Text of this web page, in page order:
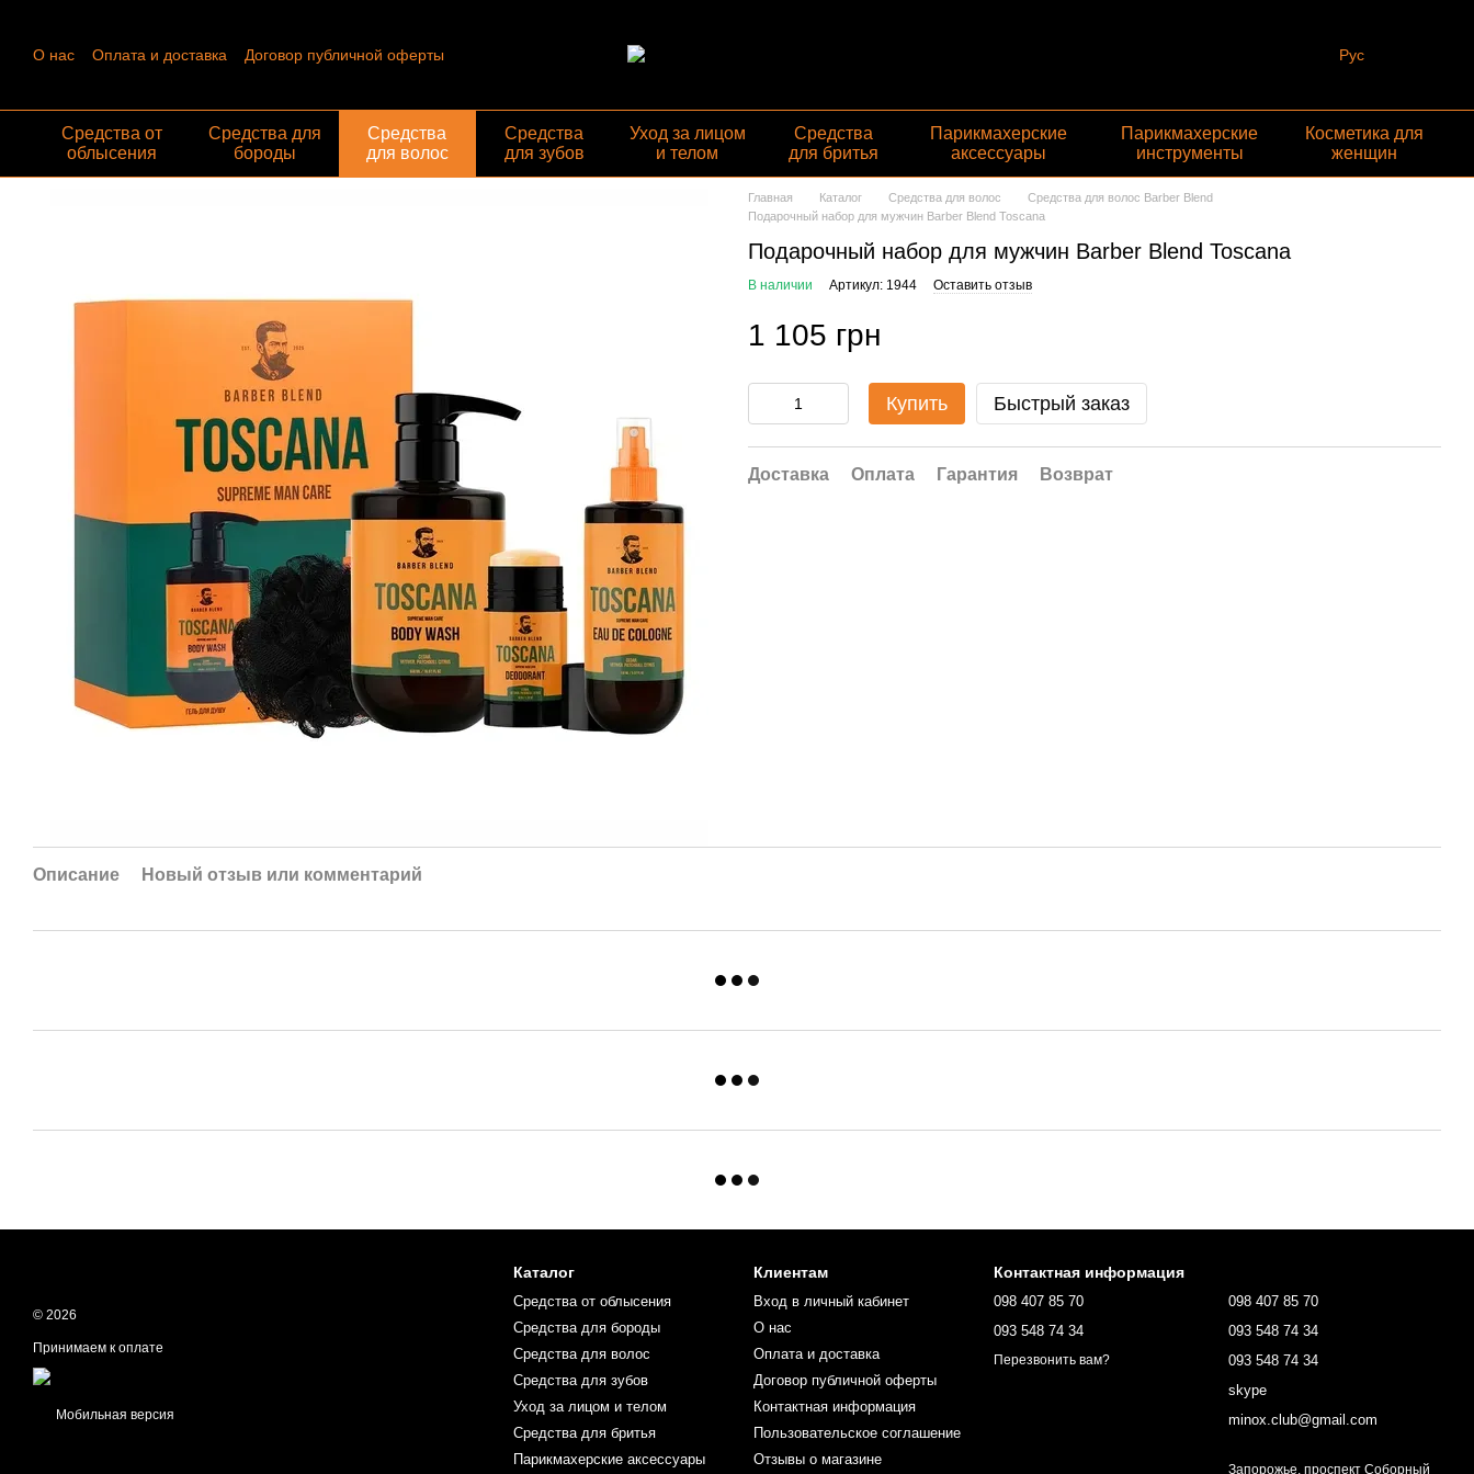
О нас Оплата и доставка
Договор публичной оферты
Рус
Средства от
облысения
Средства для
бороды
Средства
для волос
Средства
для зубов
Уход за лицом
и телом
Средства
для бритья
Парикмахерские
аксессуары
Парикмахерские
инструменты
Косметика для
женщин
Главная Каталог Средства для волос
Средства для волос Barber Blend
Подарочный набор для мужчин Barber Blend Toscana
Подарочный набор для мужчин Barber Blend Toscana
В наличии Артикул: 1944 Оставить отзыв
1 105 грн
Купить Быстрый заказ
Доставка Оплата Гарантия Возврат
Описание Новый отзыв или комментарий
© 2026
Принимаем к оплате
Мобильная версия
Каталог
Средства от облысения
Средства для бороды
Средства для волос
Средства для зубов
Уход за лицом и телом
Средства для бритья
Парикмахерские аксессуары
Клиентам
Вход в личный кабинет
О нас
Оплата и доставка
Договор публичной оферты
Контактная информация
Пользовательское соглашение
Отзывы о магазине
Контактная информация
098 407 85 70
093 548 74 34
Перезвонить вам?
098 407 85 70
093 548 74 34
093 548 74 34
skype
minox.club@gmail.com
Запорожье, проспект Соборный